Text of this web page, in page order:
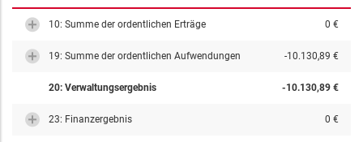
10: Summe der ordentlichen Erträge 0 €
19: Summe der ordentlichen Aufwendungen -10.130,89 €
20: Verwaltungsergebnis -10.130,89 €
23: Finanzergebnis 0 €